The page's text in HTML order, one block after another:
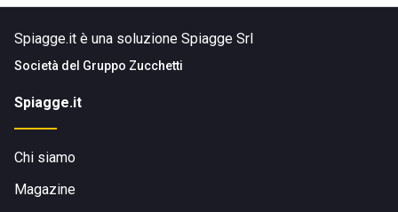
Spiagge.it è una soluzione Spiagge Srl
Società del Gruppo Zucchetti
Spiagge.it
Chi siamo
Magazine